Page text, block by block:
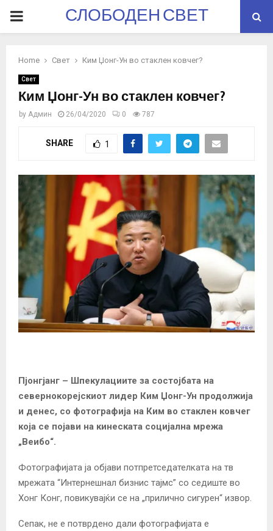
PRIMARYСЛОБОДЕН СВЕТ
Home Свет Ким Џонг-Ун во стаклен ковчег?
Свет
Ким Џонг-Ун во стаклен ковчег?
by Админ 26/04/2020 0 787
SHARE 1
Пјонгјанг – Шпекулациите за состојбата на
севернокорејскиот лидер Ким Џонг-Ун продолжија
и денес, со фотографија на Ким во стаклен ковчег
која се појави на кинеската социјална мрежа
„Веибо“.
Фотографијата ја објави потпретседателката на тв
мрежата “Интернешнал бизнис тајмс” со седиште во
Хонг Конг, повикувајќи се на „прилично сигурен“ извор.
Сепак, не е потврдено дали фотографијата е